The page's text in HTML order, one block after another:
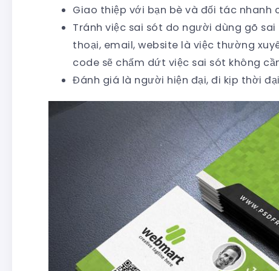
Giao thiệp với bạn bè và đối tác nhanh
Tránh việc sai sót do người dùng gõ
thoại, email, website là việc thường
code sẽ chấm dứt việc sai sót không
Đánh giá là người hiện đại, đi kịp thời